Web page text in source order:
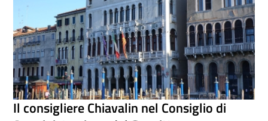
Il consigliere Chiavalin nel Consiglio di